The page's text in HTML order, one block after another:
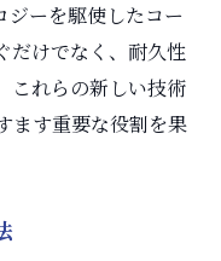
ジーを駆使したコー
だけでなく、耐久性
これらの新しい技術
ます重要な役割を果